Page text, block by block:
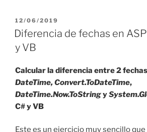
bits
Office
2019»
PUBLICADO
EL
12/06/2019
Diferencia de fechas en
y VB
Calcular la diferencia entre 2
DateTime, Convert.ToDateTime,
DateTime.Now.ToStringy
C# y VB
Este es un ejercicio muy sencillo